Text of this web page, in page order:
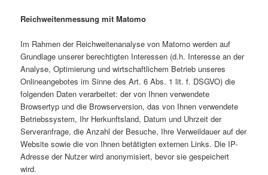
Reichweitenmessung mit Matomo
Im Rahmen der Reichweitenanalyse von Matomo werden auf
Grundlage unserer berechtigten Interessen (d.h. Interesse an der
Analyse, Optimierung und wirtschaftlichem Betrieb unseres
Onlineangebotes im Sinne des Art. 6 Abs. 1 lit. f. DSGVO) die
folgenden Daten verarbeitet: der von Ihnen verwendete
Browsertyp und die Browserversion, das von Ihnen verwendete
Betriebssystem, Ihr Herkunftsland, Datum und Uhrzeit der
Serveranfrage, die Anzahl der Besuche, Ihre Verweildauer auf der
Website sowie die von Ihnen betätigten externen Links. Die IP-
Adresse der Nutzer wird anonymisiert, bevor sie gespeichert
wird.